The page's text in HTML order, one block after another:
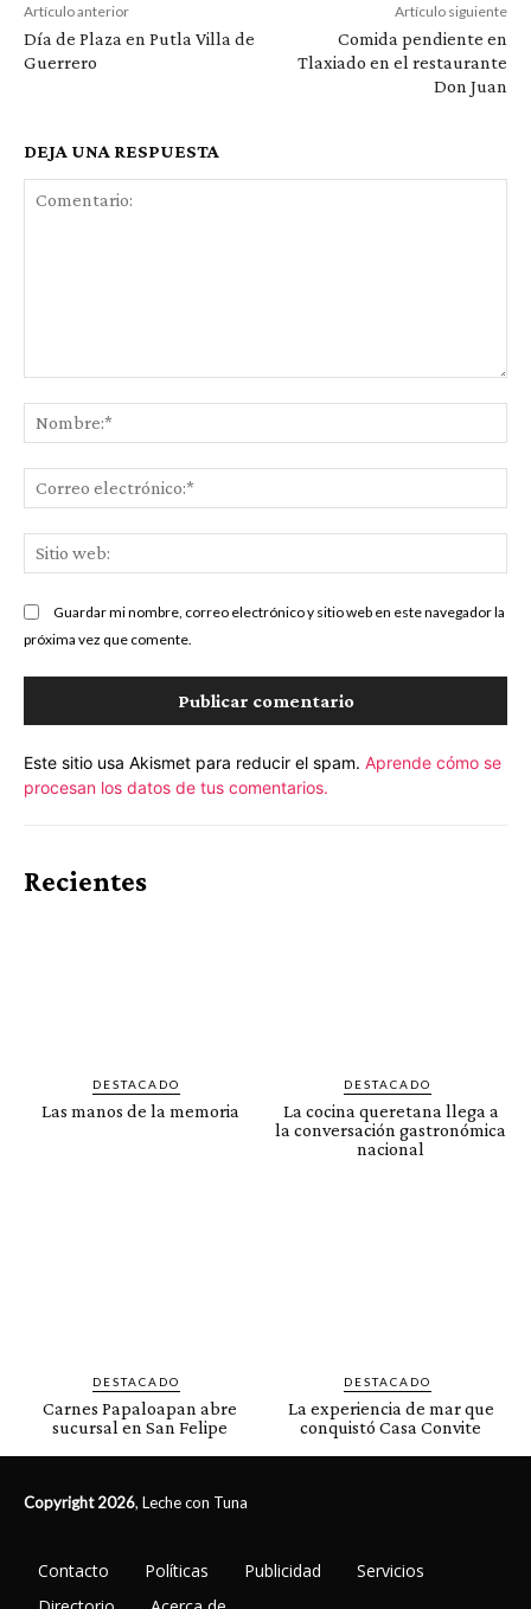
Artículo anterior
Día de Plaza en Putla Villa de
Guerrero
Artículo siguiente
Comida pendiente en
Tlaxiado en el restaurante
Don Juan
DEJA UNA RESPUESTA
Guardar mi nombre, correo electrónico y sitio web en este navegador la
próxima vez que comente.
Este sitio usa Akismet para reducir el spam. Aprende cómo se
procesan los datos de tus comentarios.
Recientes
DESTACADO
Las manos de la memoria
DESTACADO
La cocina queretana llega a
la conversación gastronómica
nacional
DESTACADO
Carnes Papaloapan abre
sucursal en San Felipe
DESTACADO
La experiencia de mar que
conquistó Casa Convite
Copyright 2026, Leche con Tuna
Contacto Políticas Publicidad
Servicios